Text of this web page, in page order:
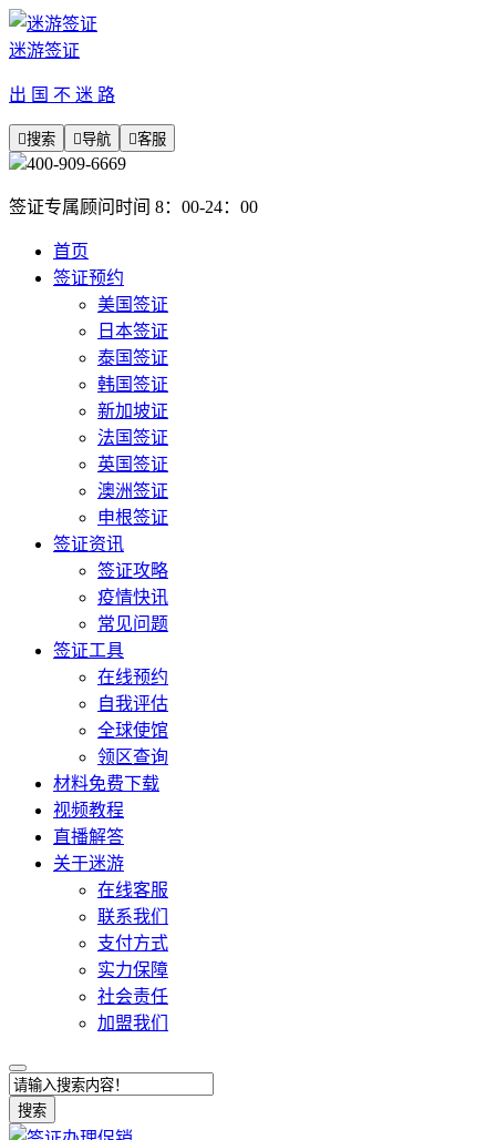
迷游签证
出 国 不 迷 路
搜索 导航 客服
400-909-6669
签证专属顾问时间 8：00-24：00
首页
签证预约
美国签证
日本签证
泰国签证
韩国签证
新加坡证
法国签证
英国签证
澳洲签证
申根签证
签证资讯
签证攻略
疫情快讯
常见问题
签证工具
在线预约
自我评估
全球使馆
领区查询
材料免费下载
视频教程
直播解答
关于迷游
在线客服
联系我们
支付方式
实力保障
社会责任
加盟我们
搜索